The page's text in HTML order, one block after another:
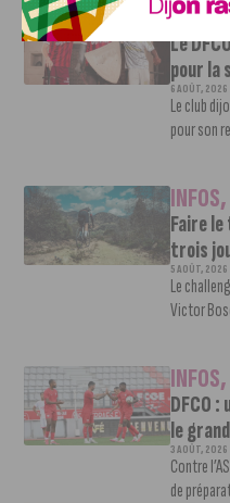
INFOS,
Le
pour la
6 AOÛT, 2026
Le club
pour son
INFOS,
Faire
trois
5 AOÛT, 2026
Le
Victor
INFOS,
DFCO
le
3 AOÛT, 2026
Contre
de